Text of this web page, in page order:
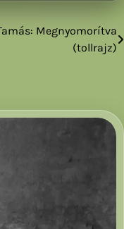
Megnyomorítva
(tollrajz)